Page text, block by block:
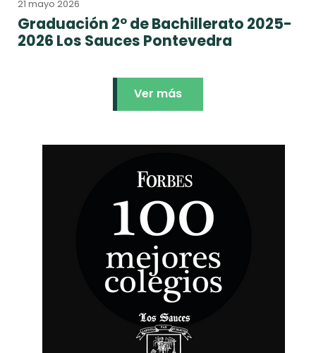
21 mayo 2026
Graduación 2º de Bachillerato 2025-
2026 Los Sauces Pontevedra
Ver más